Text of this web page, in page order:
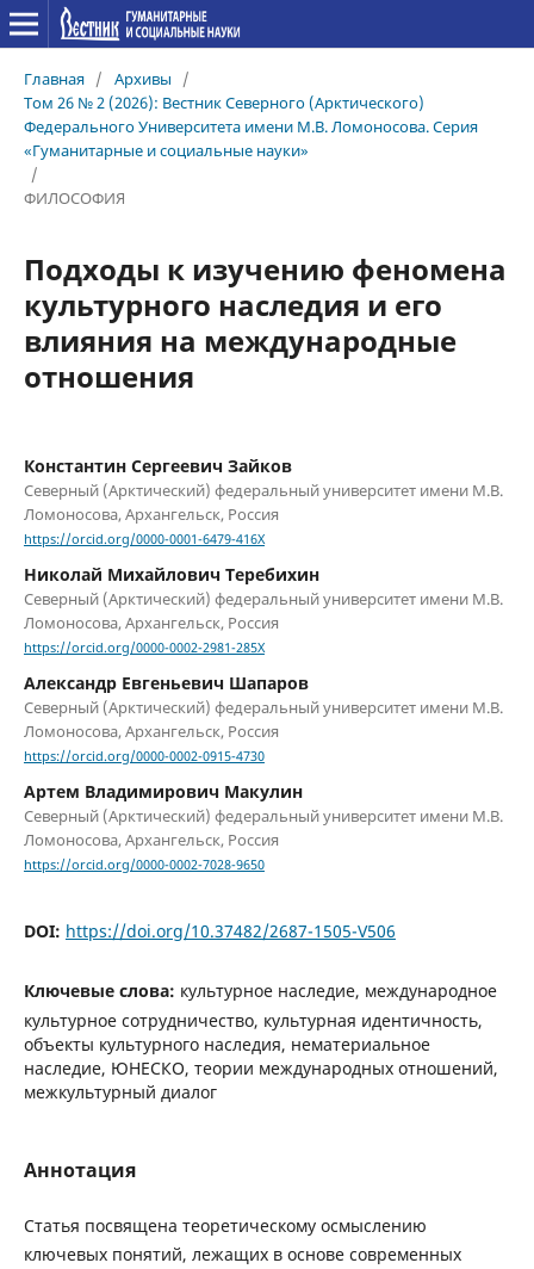
Главная / Архивы
/
Том 26 № 2 (2026): Вестник Северного (Арктического)
Федерального Университета имени М.В. Ломоносова. Серия
«Гуманитарные и социальные науки»
/
ФИЛОСОФИЯ
Подходы к изучению феномена
культурного наследия и его
влияния на международные
отношения
Константин Сергеевич Зайков
Северный (Арктический) федеральный университет имени М.В.
Ломоносова, Архангельск, Россия
https://orcid.org/0000-0001-6479-416X
Николай Михайлович Теребихин
Северный (Арктический) федеральный университет имени М.В.
Ломоносова, Архангельск, Россия
https://orcid.org/0000-0002-2981-285X
Александр Евгеньевич Шапаров
Северный (Арктический) федеральный университет имени М.В.
Ломоносова, Архангельск, Россия
https://orcid.org/0000-0002-0915-4730
Артем Владимирович Макулин
Северный (Арктический) федеральный университет имени М.В.
Ломоносова, Архангельск, Россия
https://orcid.org/0000-0002-7028-9650
DOI: https://doi.org/10.37482/2687-1505-V506
Ключевые слова: культурное наследие, международное
культурное сотрудничество, культурная идентичность,
объекты культурного наследия, нематериальное
наследие, ЮНЕСКО, теории международных отношений,
межкультурный диалог
Аннотация
Статья посвящена теоретическому осмыслению
ключевых понятий, лежащих в основе современных